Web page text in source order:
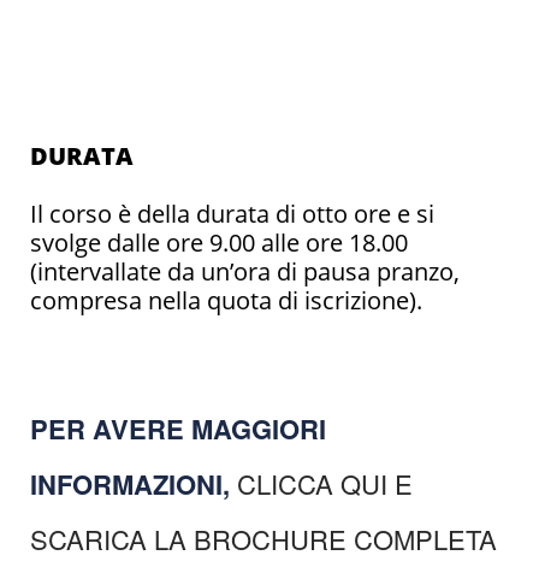
DURATA
Il corso è della durata di otto ore e si
svolge dalle ore 9.00 alle ore 18.00
(intervallate da un’ora di pausa pranzo,
compresa nella quota di iscrizione).
PER AVERE MAGGIORI
INFORMAZIONI, CLICCA QUI E
SCARICA LA BROCHURE COMPLETA